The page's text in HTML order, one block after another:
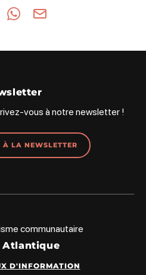
Facebook (nouvelle fenêtre)
sur X / Twitter (nouvelle
Partager sur WhatsApp
Partager par mail
vous à notre newsletter !
LA NEWSLETTER
communautaire
Atlantique
D'INFORMATION